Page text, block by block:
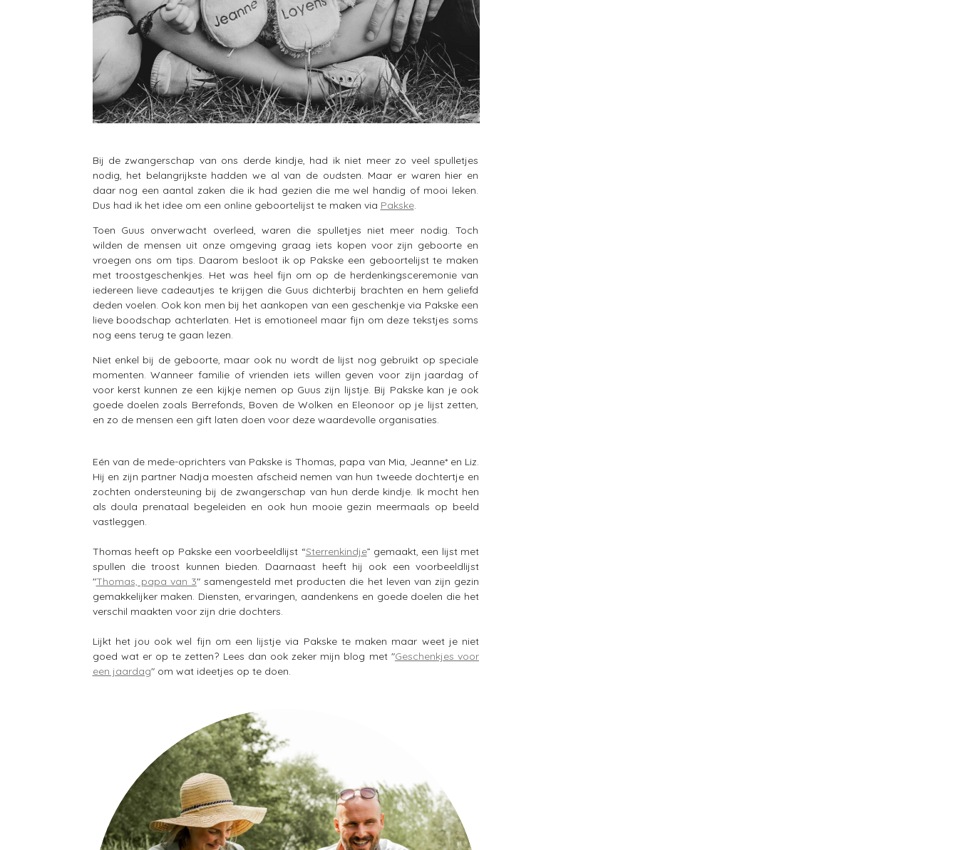
Bij de zwangerschap van ons derde kindje, had ik niet meer zo veel spulletjes
nodig, het belangrijkste hadden we al van de oudsten. Maar er waren hier en
daar nog een aantal zaken die ik had gezien die me wel handig of mooi leken.
Dus had ik het idee om een online geboortelijst te maken via Pakske.
Toen Guus onverwacht overleed, waren die spulletjes niet meer nodig. Toch
wilden de mensen uit onze omgeving graag iets kopen voor zijn geboorte en
vroegen ons om tips. Daarom besloot ik op Pakske een geboortelijst te maken
met troostgeschenkjes. Het was heel fijn om op de herdenkingsceremonie van
iedereen lieve cadeautjes te krijgen die Guus dichterbij brachten en hem geliefd
deden voelen. Ook kon men bij het aankopen van een geschenkje via Pakske een
lieve boodschap achterlaten. Het is emotioneel maar fijn om deze tekstjes soms
nog eens terug te gaan lezen.
Niet enkel bij de geboorte, maar ook nu wordt de lijst nog gebruikt op speciale
momenten. Wanneer familie of vrienden iets willen geven voor zijn jaardag of
voor kerst kunnen ze een kijkje nemen op Guus zijn lijstje. Bij Pakske kan je ook
goede doelen zoals Berrefonds, Boven de Wolken en Eleonoor op je lijst zetten,
en zo de mensen een gift laten doen voor deze waardevolle organisaties.
Eén van de mede-oprichters van Pakske is Thomas, papa van Mia, Jeanne* en Liz.
Hij en zijn partner Nadja moesten afscheid nemen van hun tweede dochtertje en
zochten ondersteuning bij de zwangerschap van hun derde kindje. Ik mocht hen
als doula prenataal begeleiden en ook hun mooie gezin meermaals op beeld
vastleggen.
Thomas heeft op Pakske een voorbeeldlijst “Sterrenkindje” gemaakt, een lijst met
spullen die troost kunnen bieden. Daarnaast heeft hij ook een voorbeeldlijst
"Thomas, papa van 3" samengesteld met producten die het leven van zijn gezin
gemakkelijker maken. Diensten, ervaringen, aandenkens en goede doelen die het
verschil maakten voor zijn drie dochters.
Lijkt het jou ook wel fijn om een lijstje via Pakske te maken maar weet je niet
goed wat er op te zetten? Lees dan ook zeker mijn blog met "Geschenkjes voor
een jaardag" om wat ideetjes op te doen.